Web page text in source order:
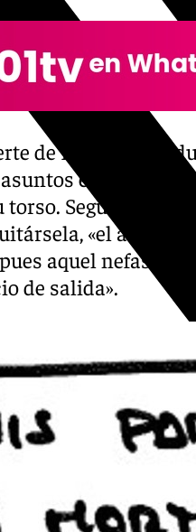
de Heidy se
económicos
Según su
«el arma se
aquel nefasto y
de salida».